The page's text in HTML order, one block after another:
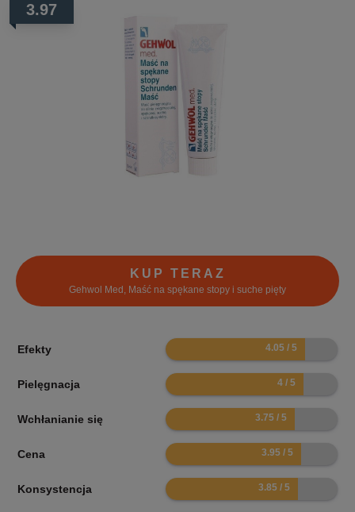
3.97
KUP TERAZ
Gehwol Med, Maść na spękane stopy i suche pięty
Efekty 8.1
Pielęgnacja 8
Wchłanianie się 7.5
Cena 7.9
Konsystencja 7.7